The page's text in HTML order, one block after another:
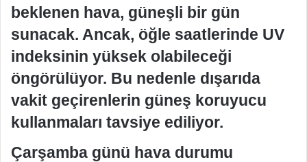
beklenen hava, güneşli bir gün
sunacak. Ancak, öğle saatlerinde UV
indeksinin yüksek olabileceği
öngörülüyor. Bu nedenle dışarıda
vakit geçirenlerin güneş koruyucu
kullanmaları tavsiye ediliyor.
Çarşamba günü hava durumu